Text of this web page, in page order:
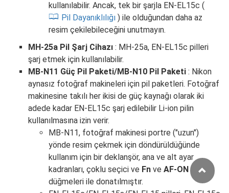
kullanılabilir. Ancak, tek bir şarjla EN‑EL15c (
Pil Dayanıklılığı ) ile olduğundan daha az
resim çekilebileceğini unutmayın.
MH‑25a Pil Şarj Cihazı : MH‑25a, EN‑EL15c pilleri
şarj etmek için kullanılabilir.
MB-N11 Güç Pil Paketi/MB-N10 Pil Paketi : Nikon
aynasız fotoğraf makineleri için pil paketleri. Fotoğraf
makinesine takılı her ikisi de güç kaynağı olarak iki
adede kadar EN‑EL15c şarj edilebilir Li-ion pilin
kullanılmasına izin verir.
MB-N11, fotoğraf makinesi portre ("uzun")
yönde resim çekmek için döndürüldüğünde
kullanım için bir deklanşör, ana ve alt ayar
kadranları, çoklu seçici ve Fn ve AF-ON
düğmeleri ile donatılmıştır.